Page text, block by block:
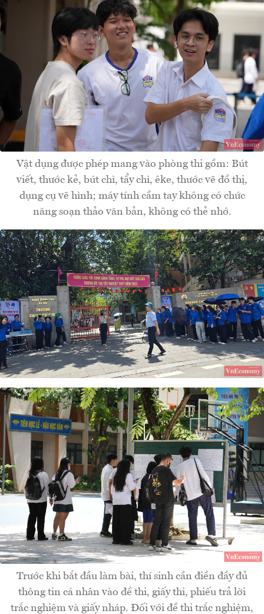
Vật dụng được phép mang vào phòng thi gồm: Bút
viết, thước kẻ, bút chì, tẩy chì, êke, thước vẽ đồ thị,
dụng cụ vẽ hình; máy tính cầm tay không có chức
năng soạn thảo văn bản, không có thẻ nhớ.
Trước khi bắt đầu làm bài, thí sinh cần điền đầy đủ
thông tin cá nhân vào đề thi, giấy thi, phiếu trả lời
trắc nghiệm và giấy nháp. Đối với đề thi trắc nghiệm,